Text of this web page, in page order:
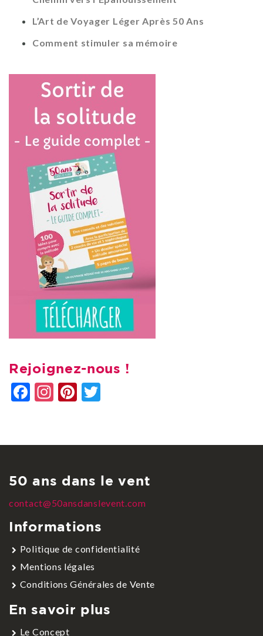
L’Art de Voyager Léger Après 50 Ans
Comment stimuler sa mémoire
Rejoignez-nous !
Facebook
Instagram
Pinterest
50 ans dans le vent
contact@50ansdanslevent.com
Informations
Politique de confidentialité
Mentions légales
Conditions Générales de Vente
En savoir plus
Le Concept